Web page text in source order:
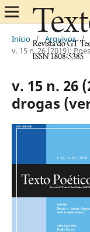
Início / Arquivos /
v. 15 n. 26 (2019):
v. 15 n. 26
drogas